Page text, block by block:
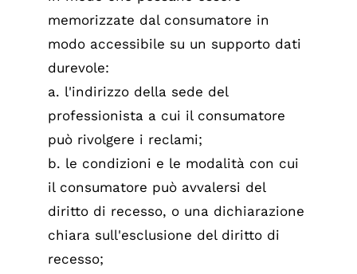
memorizzate dal consumatore in
modo accessibile su un supporto dati
durevole:
a. l'indirizzo della sede del
professionista a cui il consumatore
può rivolgere i reclami;
b. le condizioni e le modalità con cui
il consumatore può avvalersi del
diritto di recesso, o una dichiarazione
chiara sull'esclusione del diritto di
recesso;